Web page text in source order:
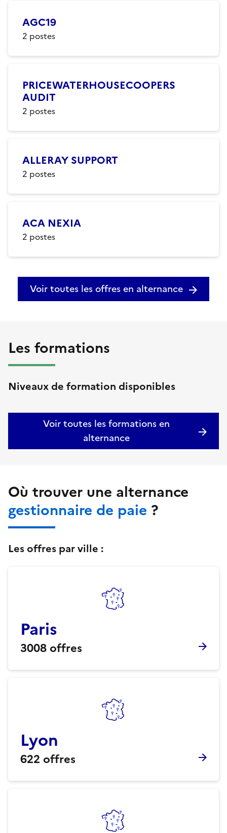
AGC19
2 postes
PRICEWATERHOUSECOOPERS
AUDIT
2 postes
ALLERAY SUPPORT
2 postes
ACA NEXIA
2 postes
Voir toutes les offres en alternance
Les formations
Niveaux de formation disponibles
Voir toutes les formations en
alternance
Où trouver une alternance
gestionnaire de paie ?
Les offres par ville :
Paris
3008 offres
Lyon
622 offres